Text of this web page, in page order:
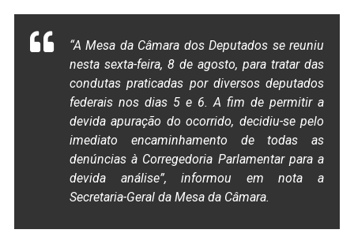
“A Mesa da Câmara dos Deputados se reuniu
nesta sexta-feira, 8 de agosto, para tratar das
condutas praticadas por diversos deputados
federais nos dias 5 e 6. A fim de permitir a
devida apuração do ocorrido, decidiu-se pelo
imediato encaminhamento de todas as
denúncias à Corregedoria Parlamentar para a
devida análise”, informou em nota a
Secretaria-Geral da Mesa da Câmara.